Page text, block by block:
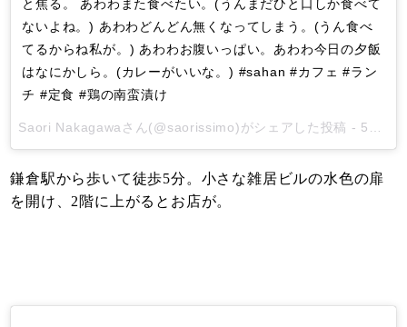
と焦る。 あわわまた食べたい。(うんまだひと口しか食べて
ないよね。) あわわどんどん無くなってしまう。(うん食べ
てるからね私が。) あわわお腹いっぱい。あわわ今日の夕飯
はなにかしら。(カレーがいいな。) #sahan #カフェ #ラン
チ #定食 #鶏の南蛮漬け
Saori Nakagawa さん(@saorissimo)がシェアした投稿 - 5月 23, 2017 at 9:17午後 PDT
鎌倉駅から歩いて徒歩5分。小さな雑居ビルの水色の扉
を開け、2階に上がるとお店が。